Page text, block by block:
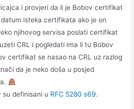
i provjeri da li je Bobov certifikat
isteka certifikata ako je on
njihovog servisa poslati certifikat
CRL i pogledati ima li tu Bobov
certifikat se nasao na CRL uz razlog
da je neko doša u posjed
su definisani u RFC 5280 s69.